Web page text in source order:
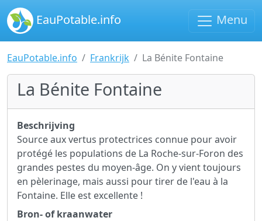
EauPotable.info Menu
EauPotable.info Frankrijk La Bénite Fontaine
La Bénite Fontaine
Beschrijving
Source aux vertus protectrices connue pour avoir
protégé les populations de La Roche-sur-Foron des
grandes pestes du moyen-âge. On y vient toujours
en pèlerinage, mais aussi pour tirer de l'eau à la
Fontaine. Elle est excellente !
Bron- of kraanwater